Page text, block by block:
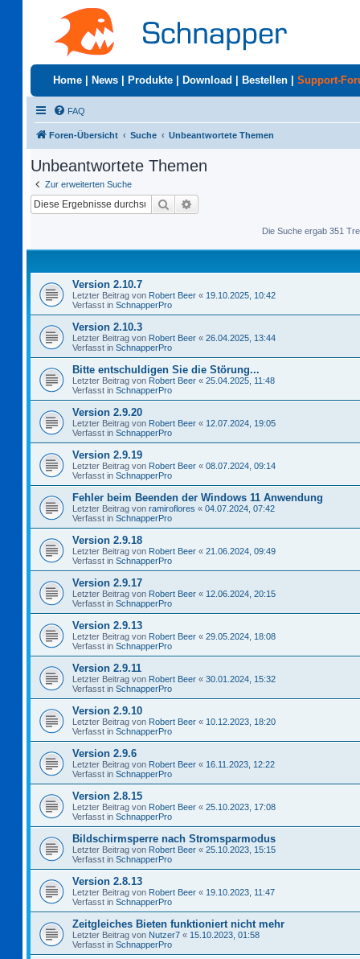
Home News Produkte Download Bestellen Support-
FAQ
Foren-Übersicht Suche Unbeantwortete Themen
Unbeantwortete Themen
Zur erweiterten Suche
Suche
Die Suche ergab 351
Version 2.10.7
Letzter Beitrag von Robert Beer « 19.10.2025, 10:42
Verfasst in SchnapperPro
Version 2.10.3
Letzter Beitrag von Robert Beer « 26.04.2025, 13:44
Verfasst in SchnapperPro
Bitte entschuldigen Sie die Störung...
Letzter Beitrag von Robert Beer « 25.04.2025, 11:48
Verfasst in SchnapperPro
Version 2.9.20
Letzter Beitrag von Robert Beer « 12.07.2024, 19:05
Verfasst in SchnapperPro
Version 2.9.19
Letzter Beitrag von Robert Beer « 08.07.2024, 09:14
Verfasst in SchnapperPro
Fehler beim Beenden der Windows 11 Anwendung
Letzter Beitrag von ramiroflores « 04.07.2024, 07:42
Verfasst in SchnapperPro
Version 2.9.18
Letzter Beitrag von Robert Beer « 21.06.2024, 09:49
Verfasst in SchnapperPro
Version 2.9.17
Letzter Beitrag von Robert Beer « 12.06.2024, 20:15
Verfasst in SchnapperPro
Version 2.9.13
Letzter Beitrag von Robert Beer « 29.05.2024, 18:08
Verfasst in SchnapperPro
Version 2.9.11
Letzter Beitrag von Robert Beer « 30.01.2024, 15:32
Verfasst in SchnapperPro
Version 2.9.10
Letzter Beitrag von Robert Beer « 10.12.2023, 18:20
Verfasst in SchnapperPro
Version 2.9.6
Letzter Beitrag von Robert Beer « 16.11.2023, 12:22
Verfasst in SchnapperPro
Version 2.8.15
Letzter Beitrag von Robert Beer « 25.10.2023, 17:08
Verfasst in SchnapperPro
Bildschirmsperre nach Stromsparmodus
Letzter Beitrag von Robert Beer « 25.10.2023, 15:15
Verfasst in SchnapperPro
Version 2.8.13
Letzter Beitrag von Robert Beer « 19.10.2023, 11:47
Verfasst in SchnapperPro
Zeitgleiches Bieten funktioniert nicht mehr
Letzter Beitrag von Nutzer7 « 15.10.2023, 01:58
Verfasst in SchnapperPro